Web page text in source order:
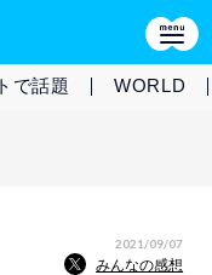
で話題 WORLD
2021/09/07
みんなの感想